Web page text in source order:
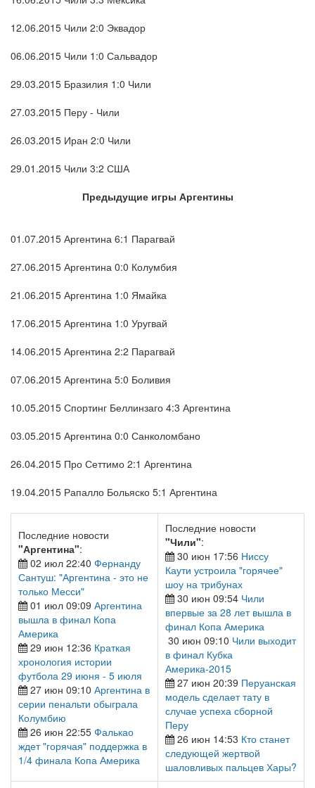
12.06.2015 Чили 2:0 Эквадор
06.06.2015 Чили 1:0 Сальвадор
29.03.2015 Бразилия 1:0 Чили
27.03.2015 Перу - Чили
26.03.2015 Иран 2:0 Чили
29.01.2015 Чили 3:2 США
Предыдущие игры Аргентины
01.07.2015 Аргентина 6:1 Парагвай
27.06.2015 Аргентина 0:0 Колумбия
21.06.2015 Аргентина 1:0 Ямайка
17.06.2015 Аргентина 1:0 Уругвай
14.06.2015 Аргентина 2:2 Парагвай
07.06.2015 Аргентина 5:0 Боливия
10.05.2015 Спортинг Беллинзаго 4:3 Аргентина
03.05.2015 Аргентина 0:0 Санколомбано
26.04.2015 Про Сеттимо 2:1 Аргентина
19.04.2015 Рапалло Больяско 5:1 Аргентина
Последние новости
"Аргентина":
02 июл 22:40 Фернанду
Сантуш: "Аргентина - это не
только Месси"
01 июл 09:09 Аргентина
вышла в финал Копа
Америка
29 июн 12:36 Краткая
хронология истории
футбола 29 июня - 5 июля
27 июн 09:10 Аргентина в
серии пенальти обыграла
Колумбию
26 июн 22:55 Фалькао
ждет "горячая" поддержка в
1/4 финала Копа Америка
Последние новости
"Чили":
30 июн 17:56 Ниссу
Каути устроила "горячее"
шоу на трибунах
30 июн 09:54 Чили
впервые за 28 лет вышла в
финал Копа Америка
30 июн 09:10 Чили выходит
в финал Кубка
Америка-2015
27 июн 20:39 Перуанская
модель сделает тату в
случае успеха сборной
Перу
26 июн 14:53 Кто станет
следующей жертвой
шаловливых пальцев Хары?